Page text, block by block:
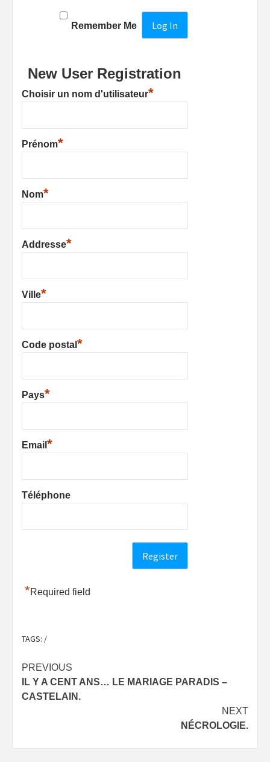
Remember Me
New User Registration
Choisir un nom d'utilisateur*
Prénom*
Nom*
Addresse*
Ville*
Code postal *
Pays*
Email *
Téléphone
*Required field
TAGS: /
Post
navigation
PREVIOUS
IL Y A CENT ANS… LE MARIAGE PARADIS –
CASTELAIN.
NEXT
NÉCROLOGIE.